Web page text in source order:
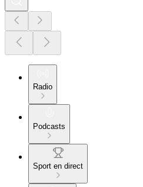
Radio
Podcasts
Sport en direct